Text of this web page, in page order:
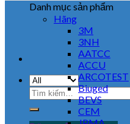
Danh mục sản phẩm
Hãng
3M
3NH
AATCC
ACCU
ARCOTEST
Biuged
BEVS
CEM